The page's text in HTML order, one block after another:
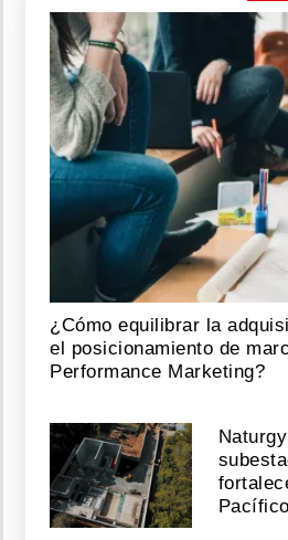
¿Cómo equilibrar la
el posicionamiento de
Performance Marketing?
Pacífico